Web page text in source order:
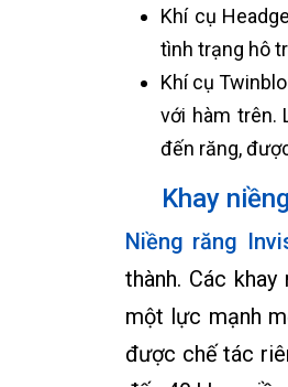
Khí cụ
tình trạng hô
Khí cụ
với hàm trên.
đến răng,
Khay
Niềng răng
thành. Các
một lực mạnh
được chế tác